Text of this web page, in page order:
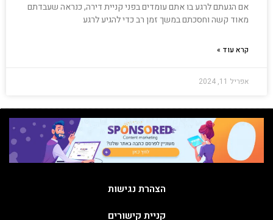
אם הגעתם לרגע בו אתם עומדים בפני קניית דירה, כנראה שעבדתם
מאוד קשה וחסכתם במשך זמן רב כדי להגיע לרגע
קרא עוד »
אפריל 11, 2024
הצהרת נגישות
קניית קישורים